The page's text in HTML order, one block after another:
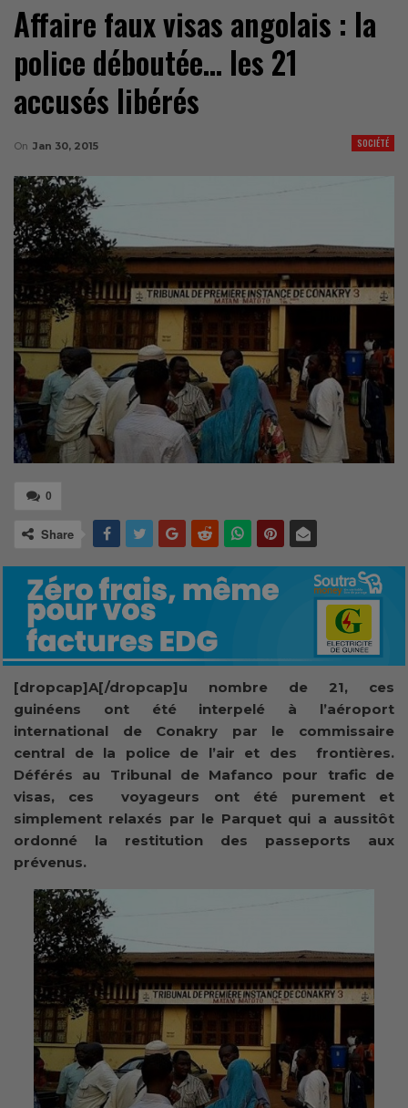
Affaire faux visas angolais : la
police déboutée… les 21
accusés libérés
SOCIÉTÉ
On Jan 30, 2015
0
Share
[dropcap]A[/dropcap]u nombre de 21, ces
guinéens ont été interpelé à l’aéroport
international de Conakry par le commissaire
central de la police de l’air et des frontières.
Déférés au Tribunal de Mafanco pour trafic de
visas, ces voyageurs ont été purement et
simplement relaxés par le Parquet qui a aussitôt
ordonné la restitution des passeports aux
prévenus.